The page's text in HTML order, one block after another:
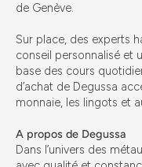
de Genève.
Sur place, des experts
conseil personnalisé et
base des cours
d’achat de Degussa
monnaie, les lingots et
A propos de Degussa
Dans l’univers des